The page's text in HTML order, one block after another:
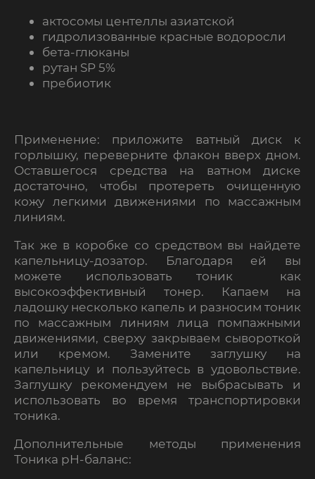
актосомы центеллы азиатской
гидролизованные красные водоросли
бета-глюканы
рутан SP 5%
пребиотик
Применение: приложите ватный диск к
горлышку, переверните флакон вверх дном.
Оставшегося средства на ватном диске
достаточно, чтобы протереть очищенную
кожу легкими движениями по массажным
линиям.
Так же в коробке со средством вы найдете
капельницу-дозатор. Благодаря ей вы
можете использовать тоник как
высокоэффективный тонер. Капаем на
ладошку несколько капель и разносим тоник
по массажным линиям лица помпажными
движениями, сверху закрываем сывороткой
или кремом. Замените заглушку на
капельницу и пользуйтесь в удовольствие.
Заглушку рекомендуем не выбрасывать и
использовать во время транспортировки
тоника.
Дополнительные методы применения
Тоника рН-баланс: